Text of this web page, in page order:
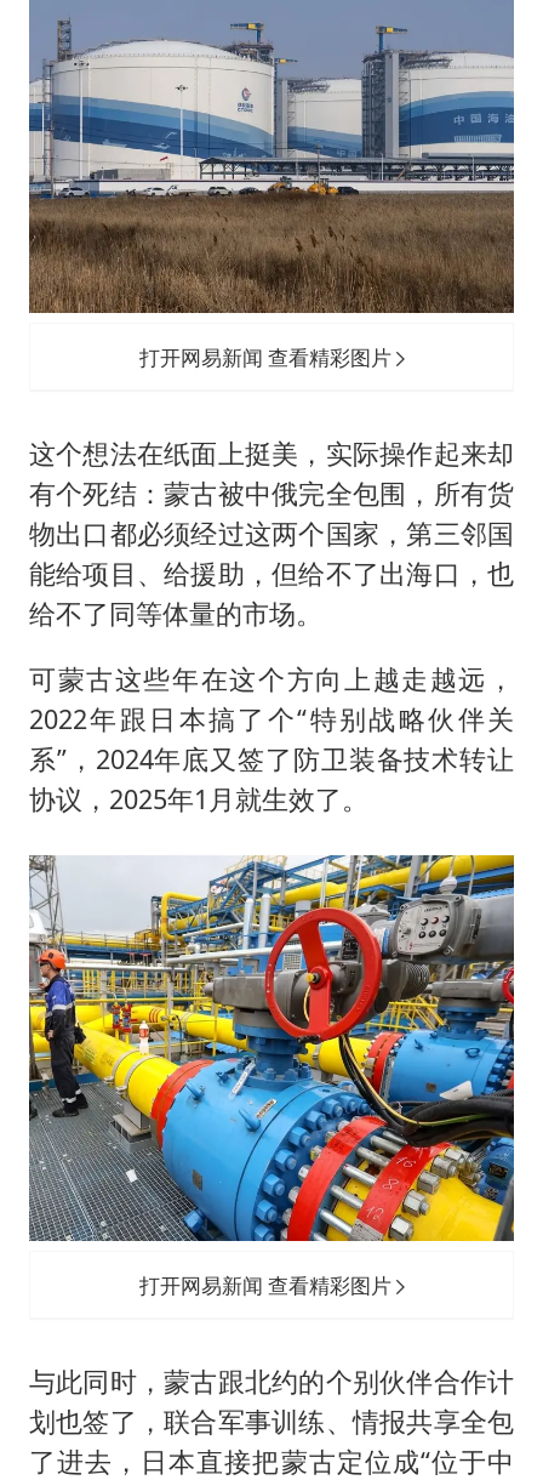
打开网易新闻 查看精彩图片
这个想法在纸面上挺美，实际操作起来却
有个死结：蒙古被中俄完全包围，所有货
物出口都必须经过这两个国家，第三邻国
能给项目、给援助，但给不了出海口，也
给不了同等体量的市场。
可蒙古这些年在这个方向上越走越远，
2022年跟日本搞了个“特别战略伙伴关
系”，2024年底又签了防卫装备技术转让
协议，2025年1月就生效了。
打开网易新闻 查看精彩图片
与此同时，蒙古跟北约的个别伙伴合作计
划也签了，联合军事训练、情报共享全包
了进去，日本直接把蒙古定位成“位于中